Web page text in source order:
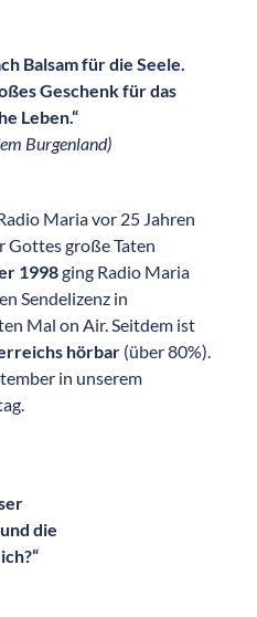
Balsam für die Seele.
Geschenk für das
Leben.“
Burgenland)
Maria vor 25 Jahren
Gottes große Taten
1998ging Radio Maria
Sendelizenz in
Mal on Air. Seitdem ist
hörbar (über 80%).
in unserem
die